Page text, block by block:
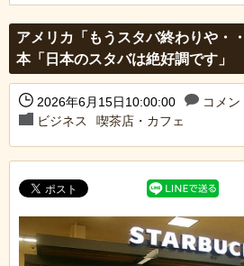
アメリカ「もうスタバ終わりや・
本「日本のスタバは絶好調です」
2026年6月15日10:00:00
コメ
ビジネス
喫茶店・カフェ